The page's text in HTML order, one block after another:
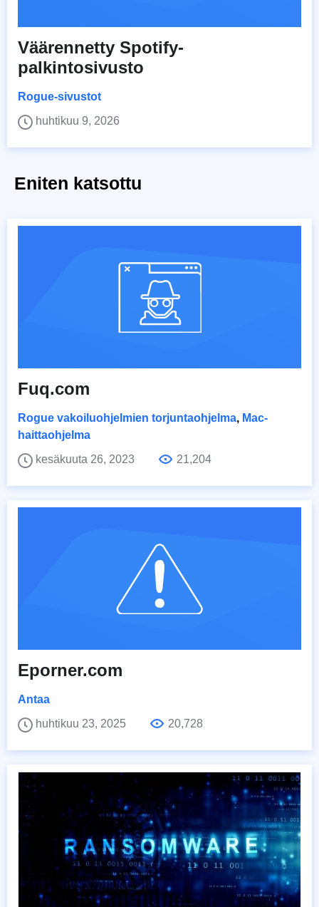
Väärennetty Spotify-
palkintosivusto
Rogue-sivustot
huhtikuu 9, 2026
Eniten katsottu
Fuq.com
Rogue vakoiluohjelmien torjuntaohjelma, Mac-
haittaohjelma
kesäkuuta 26, 2023
21,204
Eporner.com
Antaa
huhtikuu 23, 2025
20,728